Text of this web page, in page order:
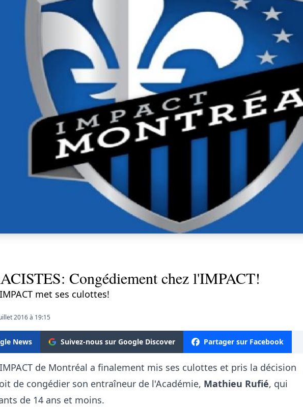
Congédiement chez l'IMPACT!
met ses culottes!
2016 à 19:15
News Suivez-nous sur Google Discover Partager sur Facebook
de Montréal a finalement mis ses culottes et pris la décision
de congédier son entraîneur de l'Académie, Mathieu Rufié, qui
de 14 ans et moins.